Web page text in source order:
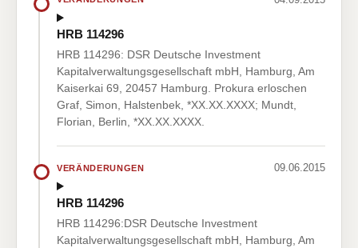
HRB 114296
HRB 114296: DSR Deutsche Investment
Kapitalverwaltungsgesellschaft mbH, Hamburg, Am
Kaiserkai 69, 20457 Hamburg. Prokura erloschen
Graf, Simon, Halstenbek, *XX.XX.XXXX; Mundt,
Florian, Berlin, *XX.XX.XXXX.
VERÄNDERUNGEN 09.06.2015
HRB 114296
HRB 114296:DSR Deutsche Investment
Kapitalverwaltungsgesellschaft mbH, Hamburg, Am